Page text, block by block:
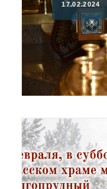
17.02.2024